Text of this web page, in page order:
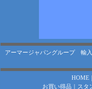
アーマージャパングループ 輸
HOME｜
お買い得品
スタ